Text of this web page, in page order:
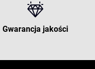
Gwarancja jakości